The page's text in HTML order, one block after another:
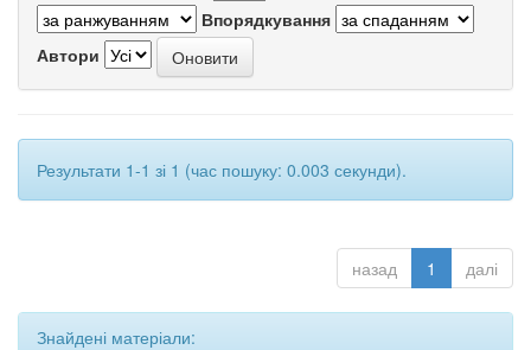
Впорядкування
Автори
Результати 1-1 зі 1 (час пошуку: 0.003 секунди).
назад 1 далі
Знайдені матеріали: